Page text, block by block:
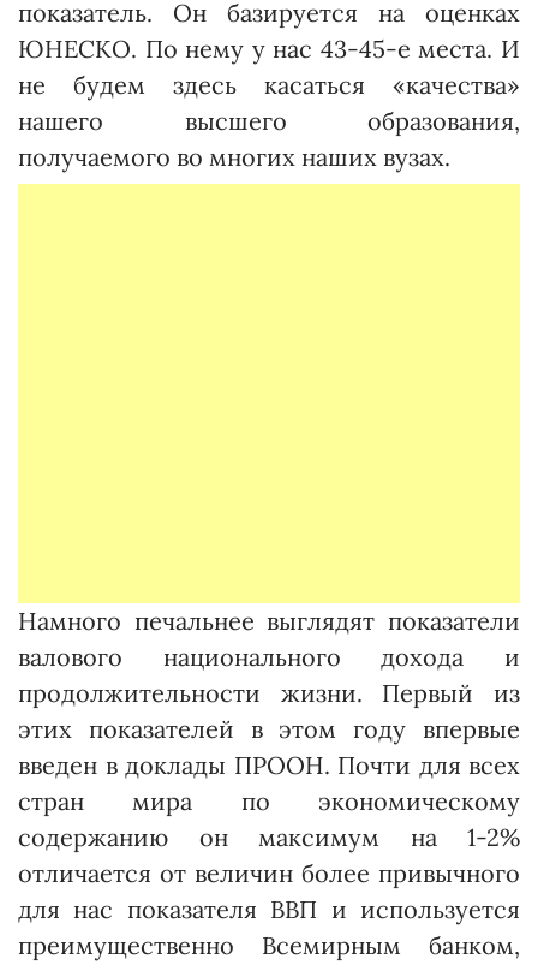
показатель. Он базируется на оценках
ЮНЕСКО. По нему у нас 43-45-е места. И
не будем здесь касаться «качества»
нашего высшего образования,
получаемого во многих наших вузах.
Намного печальнее выглядят показатели
валового национального дохода и
продолжительности жизни. Первый из
этих показателей в этом году впервые
введен в доклады ПРООН. Почти для всех
стран мира по экономическому
содержанию он максимум на 1-2%
отличается от величин более привычного
для нас показателя ВВП и используется
преимущественно Всемирным банком,